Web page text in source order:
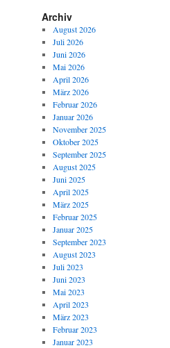
Archiv
August 2026
Juli 2026
Juni 2026
Mai 2026
April 2026
März 2026
Februar 2026
Januar 2026
November 2025
Oktober 2025
September 2025
August 2025
Juni 2025
April 2025
März 2025
Februar 2025
Januar 2025
September 2023
August 2023
Juli 2023
Juni 2023
Mai 2023
April 2023
März 2023
Februar 2023
Januar 2023